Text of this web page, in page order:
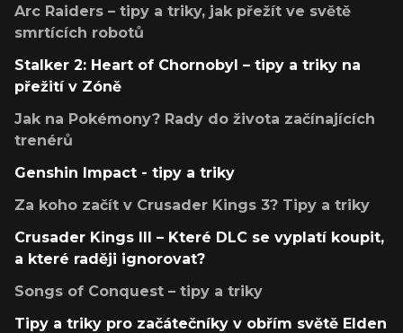
Arc Raiders – tipy a triky, jak přežít ve světě
smrtících robotů
Stalker 2: Heart of Chornobyl – tipy a triky na
přežití v Zóně
Jak na Pokémony? Rady do života začínajících
trenérů
Genshin Impact - tipy a triky
Za koho začít v Crusader Kings 3? Tipy a triky
Crusader Kings III – Které DLC se vyplatí koupit,
a které raději ignorovat?
Songs of Conquest – tipy a triky
Tipy a triky pro začátečníky v obřím světě Elden